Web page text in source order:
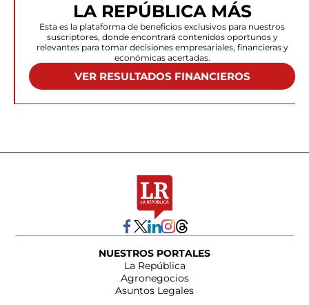
LA REPÚBLICA MÁS
Esta es la plataforma de beneficios exclusivos para nuestros
suscriptores, donde encontrará contenidos oportunos y
relevantes para tomar decisiones empresariales, financieras y
económicas acertadas.
VER RESULTADOS FINANCIEROS
NUESTROS PORTALES
La República
Agronegocios
Asuntos Legales